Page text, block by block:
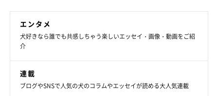
エンタメ
犬好きなら誰でも共感しちゃう楽しいエッセイ・画像・動画をご紹
介
連載
ブログやSNSで人気の犬のコラムやエッセイが読める大人気連載